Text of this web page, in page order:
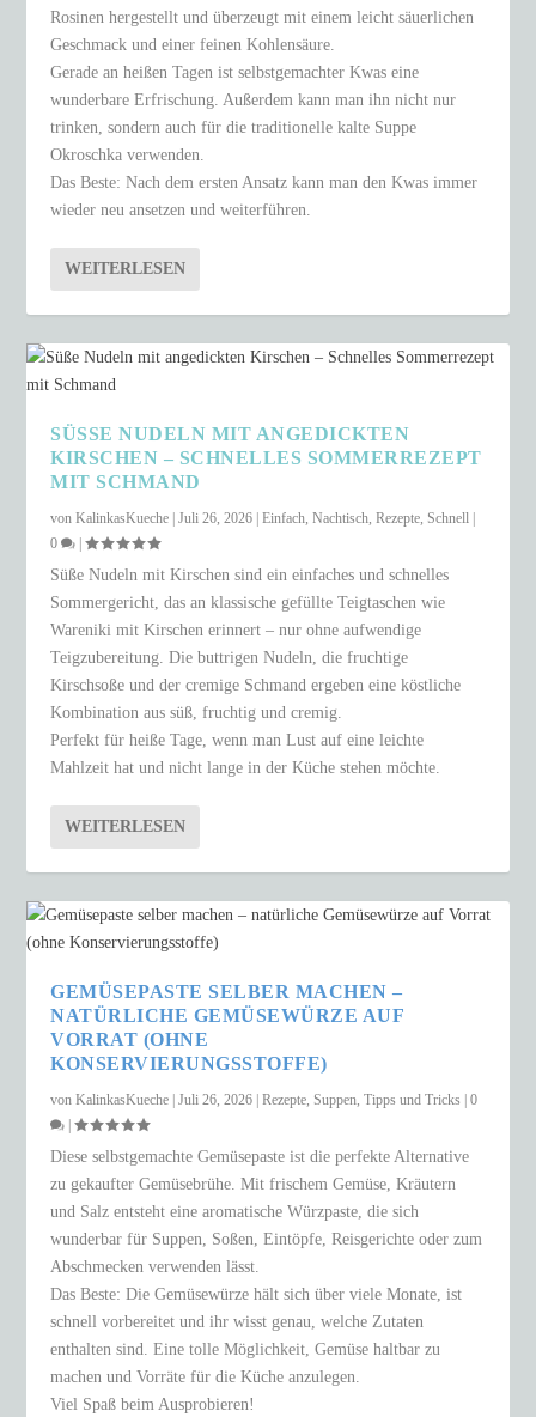
Rosinen hergestellt und überzeugt mit einem leicht säuerlichen
Geschmack und einer feinen Kohlensäure.
Gerade an heißen Tagen ist selbstgemachter Kwas eine
wunderbare Erfrischung. Außerdem kann man ihn nicht nur
trinken, sondern auch für die traditionelle kalte Suppe
Okroschka verwenden.
Das Beste: Nach dem ersten Ansatz kann man den Kwas immer
wieder neu ansetzen und weiterführen.
WEITERLESEN
SÜSSE NUDELN MIT ANGEDICKTEN K
IRSCHEN – SCHNELLES SOMMERREZEPT M
IT SCHMAND
vonKalinkasKueche |Juli 26, 2026 |Einfach,Nachtisch,Rezepte,Schnell
0
|
Süße Nudeln mit Kirschen sind ein einfaches und schnelles
Sommergericht, das an klassische gefüllte Teigtaschen wie
Wareniki mit Kirschen erinnert – nur ohne aufwendige
Teigzubereitung. Die buttrigen Nudeln, die fruchtige
Kirschsoße und der cremige Schmand ergeben eine köstliche
Kombination aus süß, fruchtig und cremig.
Perfekt für heiße Tage, wenn man Lust auf eine leichte
Mahlzeit hat und nicht lange in der Küche stehen möchte.
WEITERLESEN
GEMÜSEPASTE SELBER MACHEN –
NATÜRLICHE GEMÜSEWÜRZE AUF
VORRAT (OHNE
KONSERVIERUNGSSTOFFE)
vonKalinkasKueche |Juli 26, 2026 |Rezepte,Suppen,Tipps und Tricks |0
|
Diese selbstgemachte Gemüsepaste ist die perfekte Alternative
zu gekaufter Gemüsebrühe. Mit frischem Gemüse, Kräutern
und Salz entsteht eine aromatische Würzpaste, die sich
wunderbar für Suppen, Soßen, Eintöpfe, Reisgerichte oder zum
Abschmecken verwenden lässt.
Das Beste: Die Gemüsewürze hält sich über viele Monate, ist
schnell vorbereitet und ihr wisst genau, welche Zutaten
enthalten sind. Eine tolle Möglichkeit, Gemüse haltbar zu
machen und Vorräte für die Küche anzulegen.
Viel Spaß beim Ausprobieren!